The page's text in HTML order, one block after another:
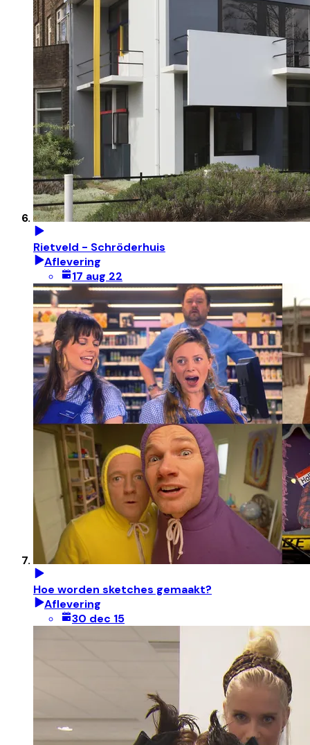
Rietveld - Schröderhuis
Aflevering
17 aug 22
Hoe worden sketches gemaakt?
Aflevering
30 dec 15